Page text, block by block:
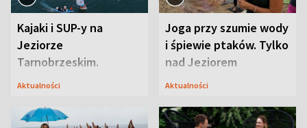
Kajaki i SUP-y na
Jeziorze
Tarnobrzeskim.
Przyrodnicy zwracają
Aktualności
Joga przy szumie wody
i śpiewie ptaków. Tylko
nad Jeziorem
Tarnobrzeskim
Aktualności